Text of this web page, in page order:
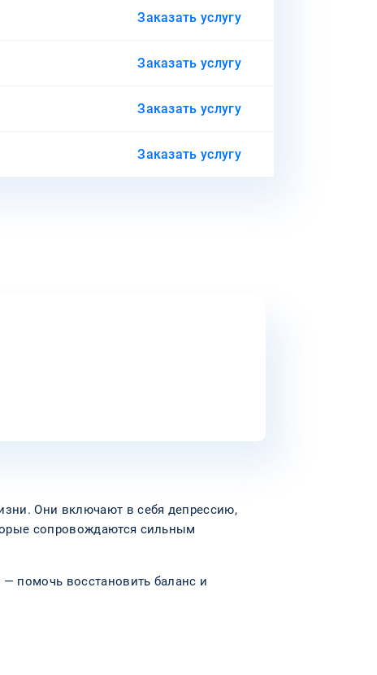
Заказать услугу
Заказать услугу
Заказать услугу
Заказать услугу
Они включают в себя депрессию,
сопровождаются сильным
помочь восстановить баланс и